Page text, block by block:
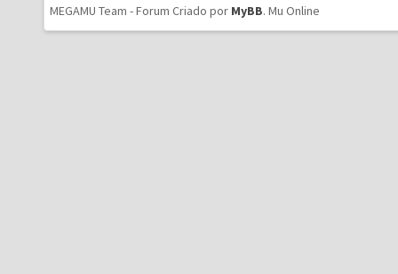
MEGAMU Team - Forum Criado por MyBB. Mu Online